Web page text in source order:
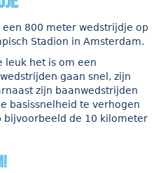
800 meter wedstrijdje op
Stadion in Amsterdam.
leuk het is om een
gaan snel, zijn
zijn baanwedstrijden
basissnelheid te verhogen
bijvoorbeeld de 10 kilometer